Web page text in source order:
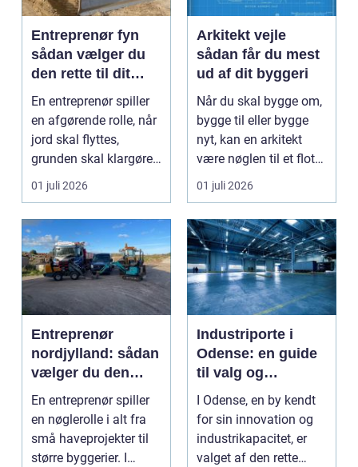
Entreprenør fyn
sådan vælger du
den rette til dit
projekt
En entreprenør spiller
en afgørende rolle, når
jord skal flyttes,
grunden skal klargøres,
eller der ...
01 juli 2026
Arkitekt vejle
sådan får du mest
ud af dit byggeri
Når du skal bygge om,
bygge til eller bygge
nyt, kan en arkitekt
være nøglen til et flot
resultat, d...
01 juli 2026
Entreprenør
nordjylland: sådan
vælger du den
rette
samarbejdspartner
til dit byggeri
En entreprenør spiller
en nøglerolle i alt fra
små haveprojekter til
større byggerier. I
Industriporte i
Odense: en guide
til valg og
installation
I Odense, en by kendt
for sin innovation og
industrikapacitet, er
valget af den rette